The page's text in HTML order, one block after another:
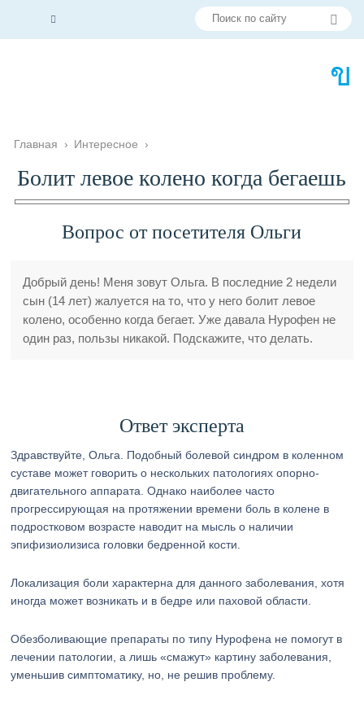
Главная › Интересное ›
Болит левое колено когда бегаешь
Вопрос от посетителя Ольги
Добрый день! Меня зовут Ольга. В последние 2 недели
сын (14 лет) жалуется на то, что у него болит левое
колено, особенно когда бегает. Уже давала Нурофен не
один раз, пользы никакой. Подскажите, что делать.
Ответ эксперта
Здравствуйте, Ольга. Подобный болевой синдром в коленном
суставе может говорить о нескольких патологиях опорно-
двигательного аппарата. Однако наиболее часто
прогрессирующая на протяжении времени боль в колене в
подростковом возрасте наводит на мысль о наличии
эпифизиолизиса головки бедренной кости.
Локализация боли характерна для данного заболевания, хотя
иногда может возникать и в бедре или паховой области.
Обезболивающие препараты по типу Нурофена не помогут в
лечении патологии, а лишь «смажут» картину заболевания,
уменьшив симптоматику, но, не решив проблему.